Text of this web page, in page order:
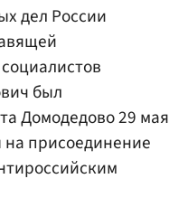
дел России
социалистов
был
Домодедово29 мая
на присоединение